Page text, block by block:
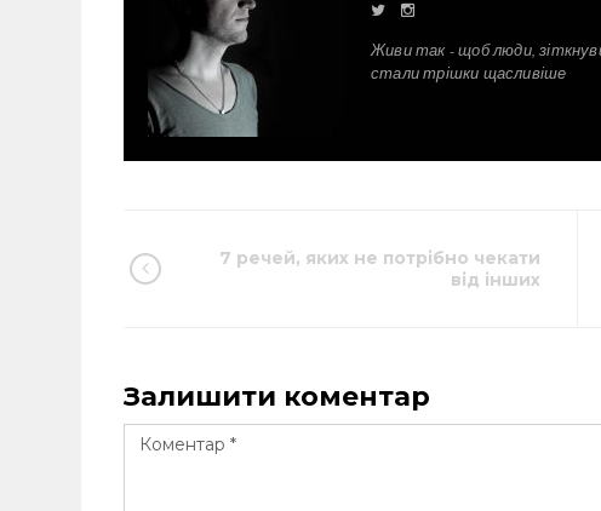
Живи так - щоб люди,
стали трішки щасливіше
7 речей, яких не потрібно чекати
від інших
Залишити коментар